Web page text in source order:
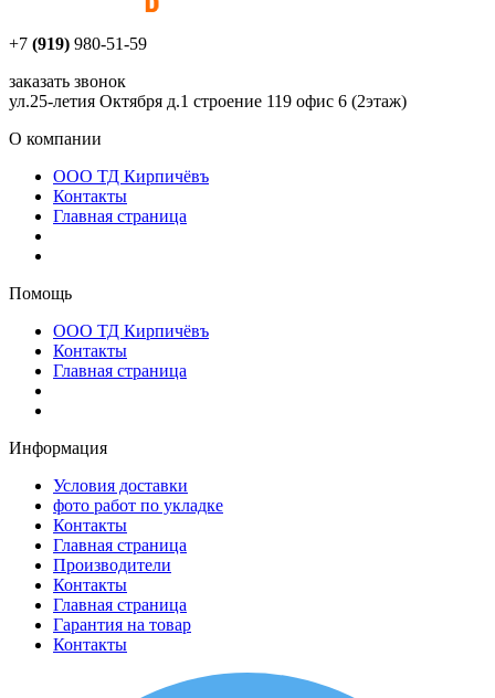
+7 (919) 980-51-59
заказать звонок
ул.25-летия Октября д.1 строение 119 офис 6 (2этаж)
О компании
ООО ТД Кирпичёвъ
Контакты
Главная страница
Помощь
ООО ТД Кирпичёвъ
Контакты
Главная страница
Информация
Условия доставки
фото работ по укладке
Контакты
Главная страница
Производители
Контакты
Главная страница
Гарантия на товар
Контакты